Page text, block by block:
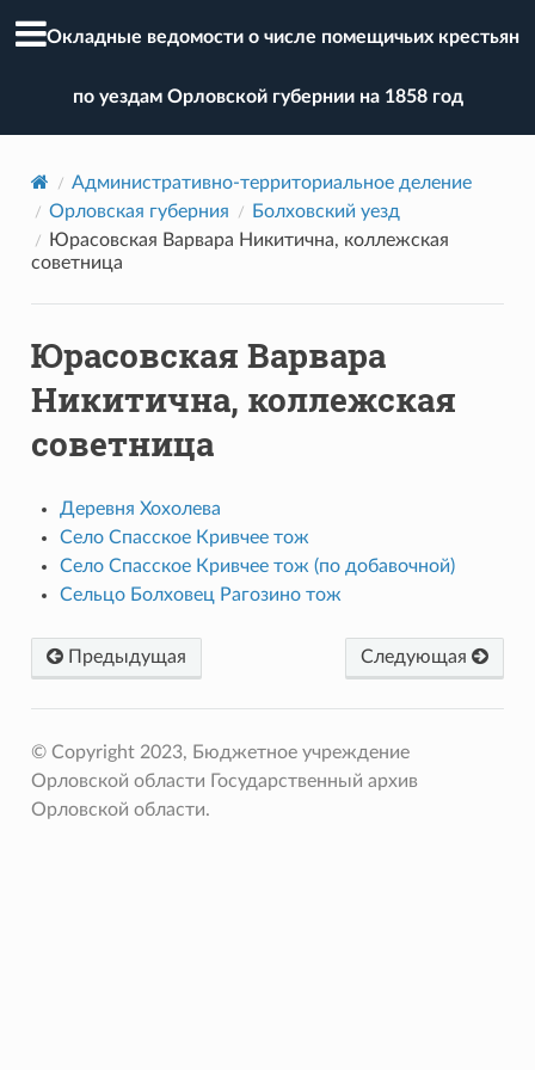
Окладные ведомости о числе помещичьих крестьян
по уездам Орловской губернии на 1858 год
Административно-территориальное деление
Орловская губерния
Болховский уезд
Юрасовская Варвара Никитична, коллежская
советница
Юрасовская Варвара
Никитична, коллежская
советница
Деревня Хохолева
Село Спасское Кривчее тож
Село Спасское Кривчее тож (по добавочной)
Сельцо Болховец Рагозино тож
Предыдущая Следующая
© Copyright 2023, Бюджетное учреждение
Орловской области Государственный архив
Орловской области.